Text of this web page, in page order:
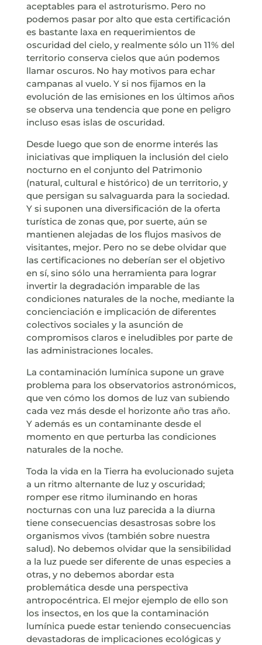
aceptables para el astroturismo. Pero no
podemos pasar por alto que esta certificación
es bastante laxa en requerimientos de
oscuridad del cielo, y realmente sólo un 11% del
territorio conserva cielos que aún podemos
llamar oscuros. No hay motivos para echar
campanas al vuelo. Y si nos fijamos en la
evolución de las emisiones en los últimos años
se observa una tendencia que pone en peligro
incluso esas islas de oscuridad.
Desde luego que son de enorme interés las
iniciativas que impliquen la inclusión del cielo
nocturno en el conjunto del Patrimonio
(natural, cultural e histórico) de un territorio, y
que persigan su salvaguarda para la sociedad.
Y si suponen una diversificación de la oferta
turística de zonas que, por suerte, aún se
mantienen alejadas de los flujos masivos de
visitantes, mejor. Pero no se debe olvidar que
las certificaciones no deberían ser el objetivo
en sí, sino sólo una herramienta para lograr
invertir la degradación imparable de las
condiciones naturales de la noche, mediante la
concienciación e implicación de diferentes
colectivos sociales y la asunción de
compromisos claros e ineludibles por parte de
las administraciones locales.
La contaminación lumínica supone un grave
problema para los observatorios astronómicos,
que ven cómo los domos de luz van subiendo
cada vez más desde el horizonte año tras año.
Y además es un contaminante desde el
momento en que perturba las condiciones
naturales de la noche.
Toda la vida en la Tierra ha evolucionado sujeta
a un ritmo alternante de luz y oscuridad;
romper ese ritmo iluminando en horas
nocturnas con una luz parecida a la diurna
tiene consecuencias desastrosas sobre los
organismos vivos (también sobre nuestra
salud). No debemos olvidar que la sensibilidad
a la luz puede ser diferente de unas especies a
otras, y no debemos abordar esta
problemática desde una perspectiva
antropocéntrica. El mejor ejemplo de ello son
los insectos, en los que la contaminación
lumínica puede estar teniendo consecuencias
devastadoras de implicaciones ecológicas y